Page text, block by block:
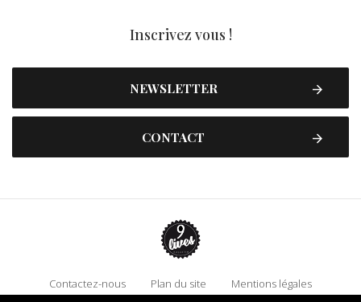
Inscrivez vous !
NEWSLETTER
CONTACT
Contactez-nous Plan du site
Mentions légales